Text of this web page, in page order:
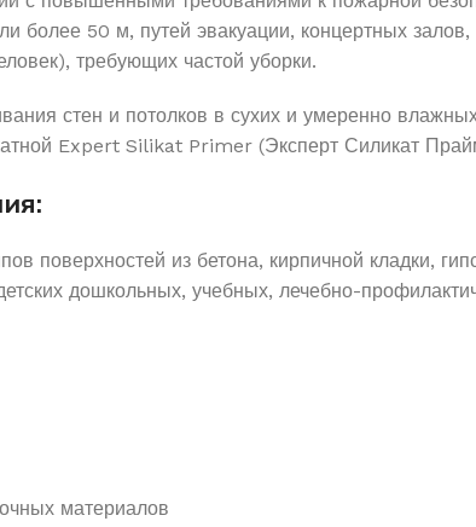
более 50 м, путей эвакуации, концертных
требующих частой уборки.
стен и потолков в сухих и умеренно
Expert Silikat Primer (Эксперт Силикат
поверхностей из бетона, кирпичной кладки,
дошкольных, учебных, лечебно-
материалов